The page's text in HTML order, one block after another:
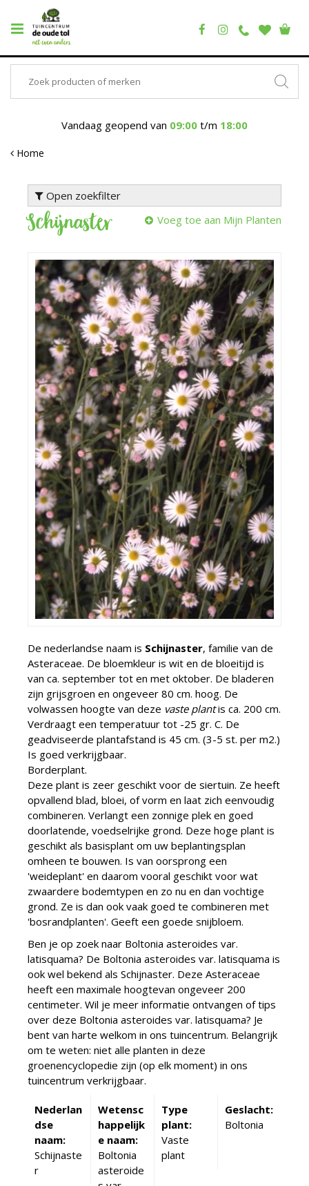
Vandaag geopend van 09:00 t/m 18:00
Home
Open zoekfilter
Schijnaster Voeg toe aan Mijn Planten
De nederlandse naam is Schijnaster, familie van de
Asteraceae. De bloemkleur is wit en de bloeitijd is
van ca. september tot en met oktober. De bladeren
zijn grijsgroen en ongeveer 80 cm. hoog. De
volwassen hoogte van deze vaste plantis ca. 200 cm.
Verdraagt een temperatuur tot -25 gr. C. De
geadviseerde plantafstand is 45 cm. (3-5 st. per m2.)
Is goed verkrijgbaar.
Borderplant.
Deze plant is zeer geschikt voor de siertuin. Ze heeft
opvallend blad, bloei, of vorm en laat zich eenvoudig
combineren. Verlangt een zonnige plek en goed
doorlatende, voedselrijke grond. Deze hoge plant is
geschikt als basisplant om uw beplantingsplan
omheen te bouwen. Is van oorsprong een
'weideplant' en daarom vooral geschikt voor wat
zwaardere bodemtypen en zo nu en dan vochtige
grond. Ze is dan ook vaak goed te combineren met
'bosrandplanten'. Geeft een goede snijbloem.
Ben je op zoek naar Boltonia asteroides var.
latisquama? De Boltonia asteroides var. latisquama is
ook wel bekend als Schijnaster. Deze Asteraceae
heeft een maximale hoogtevan ongeveer 200
centimeter. Wil je meer informatie ontvangen of tips
over deze Boltonia asteroides var. latisquama? Je
bent van harte welkom in ons tuincentrum. Belangrijk
om te weten: niet alle planten in deze
groenencyclopedie zijn (op elk moment) in ons
tuincentrum verkrijgbaar.
Nederlan
dse
naam:
Schijnaste
r
Wetensc
happelijk
e naam:
Boltonia
asteroide
Type
plant:
Vaste
plant
Geslacht:
Boltonia